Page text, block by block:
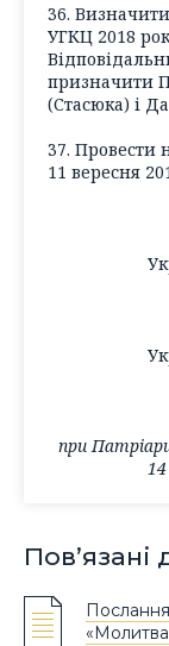
36.
УГКЦ 2018
призначити
(Стасюка) і
37. Провести
11 вересня
при